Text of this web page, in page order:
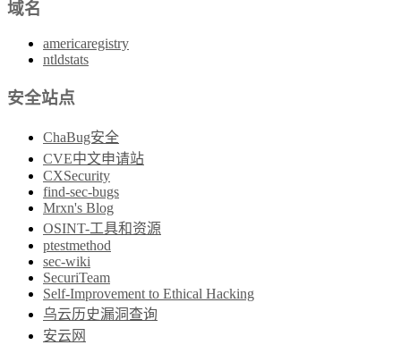
域名
americaregistry
ntldstats
安全站点
ChaBug安全
CVE中文申请站
CXSecurity
find-sec-bugs
Mrxn's Blog
OSINT-工具和资源
ptestmethod
sec-wiki
SecuriTeam
Self-Improvement to Ethical Hacking
乌云历史漏洞查询
安云网